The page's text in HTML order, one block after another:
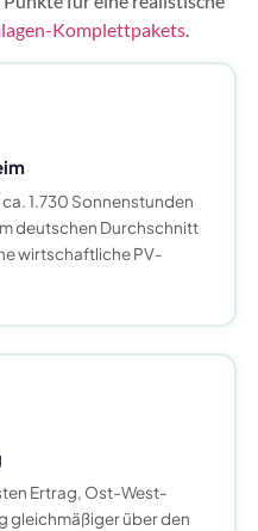
Komplettpakets.
1.730 Sonnenstunden
deutschen Durchschnitt
wirtschaftliche PV-
Ertrag, Ost-West-
gleichmäßiger über den